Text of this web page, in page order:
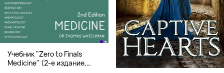
Учебник "Zero to Finals
Medicine" (2-е издание,